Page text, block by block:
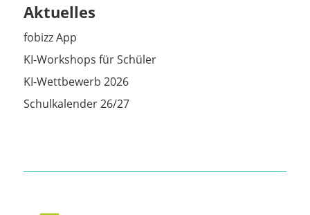
Aktuelles
fobizz App
KI-Workshops für Schüler
KI-Wettbewerb 2026
Schulkalender 26/27